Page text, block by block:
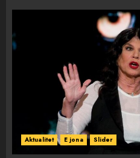
Aktualitet E jona Slider